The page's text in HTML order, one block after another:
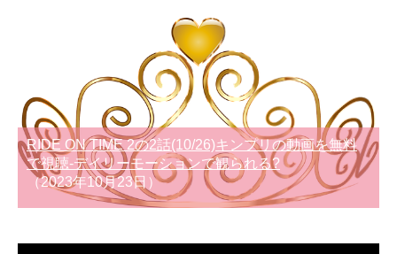
RIDE ON TIME 2の2話(10/26)キンプリの動画を無料
で視聴-デイリーモーションで観られる?
（2023年10月23日）